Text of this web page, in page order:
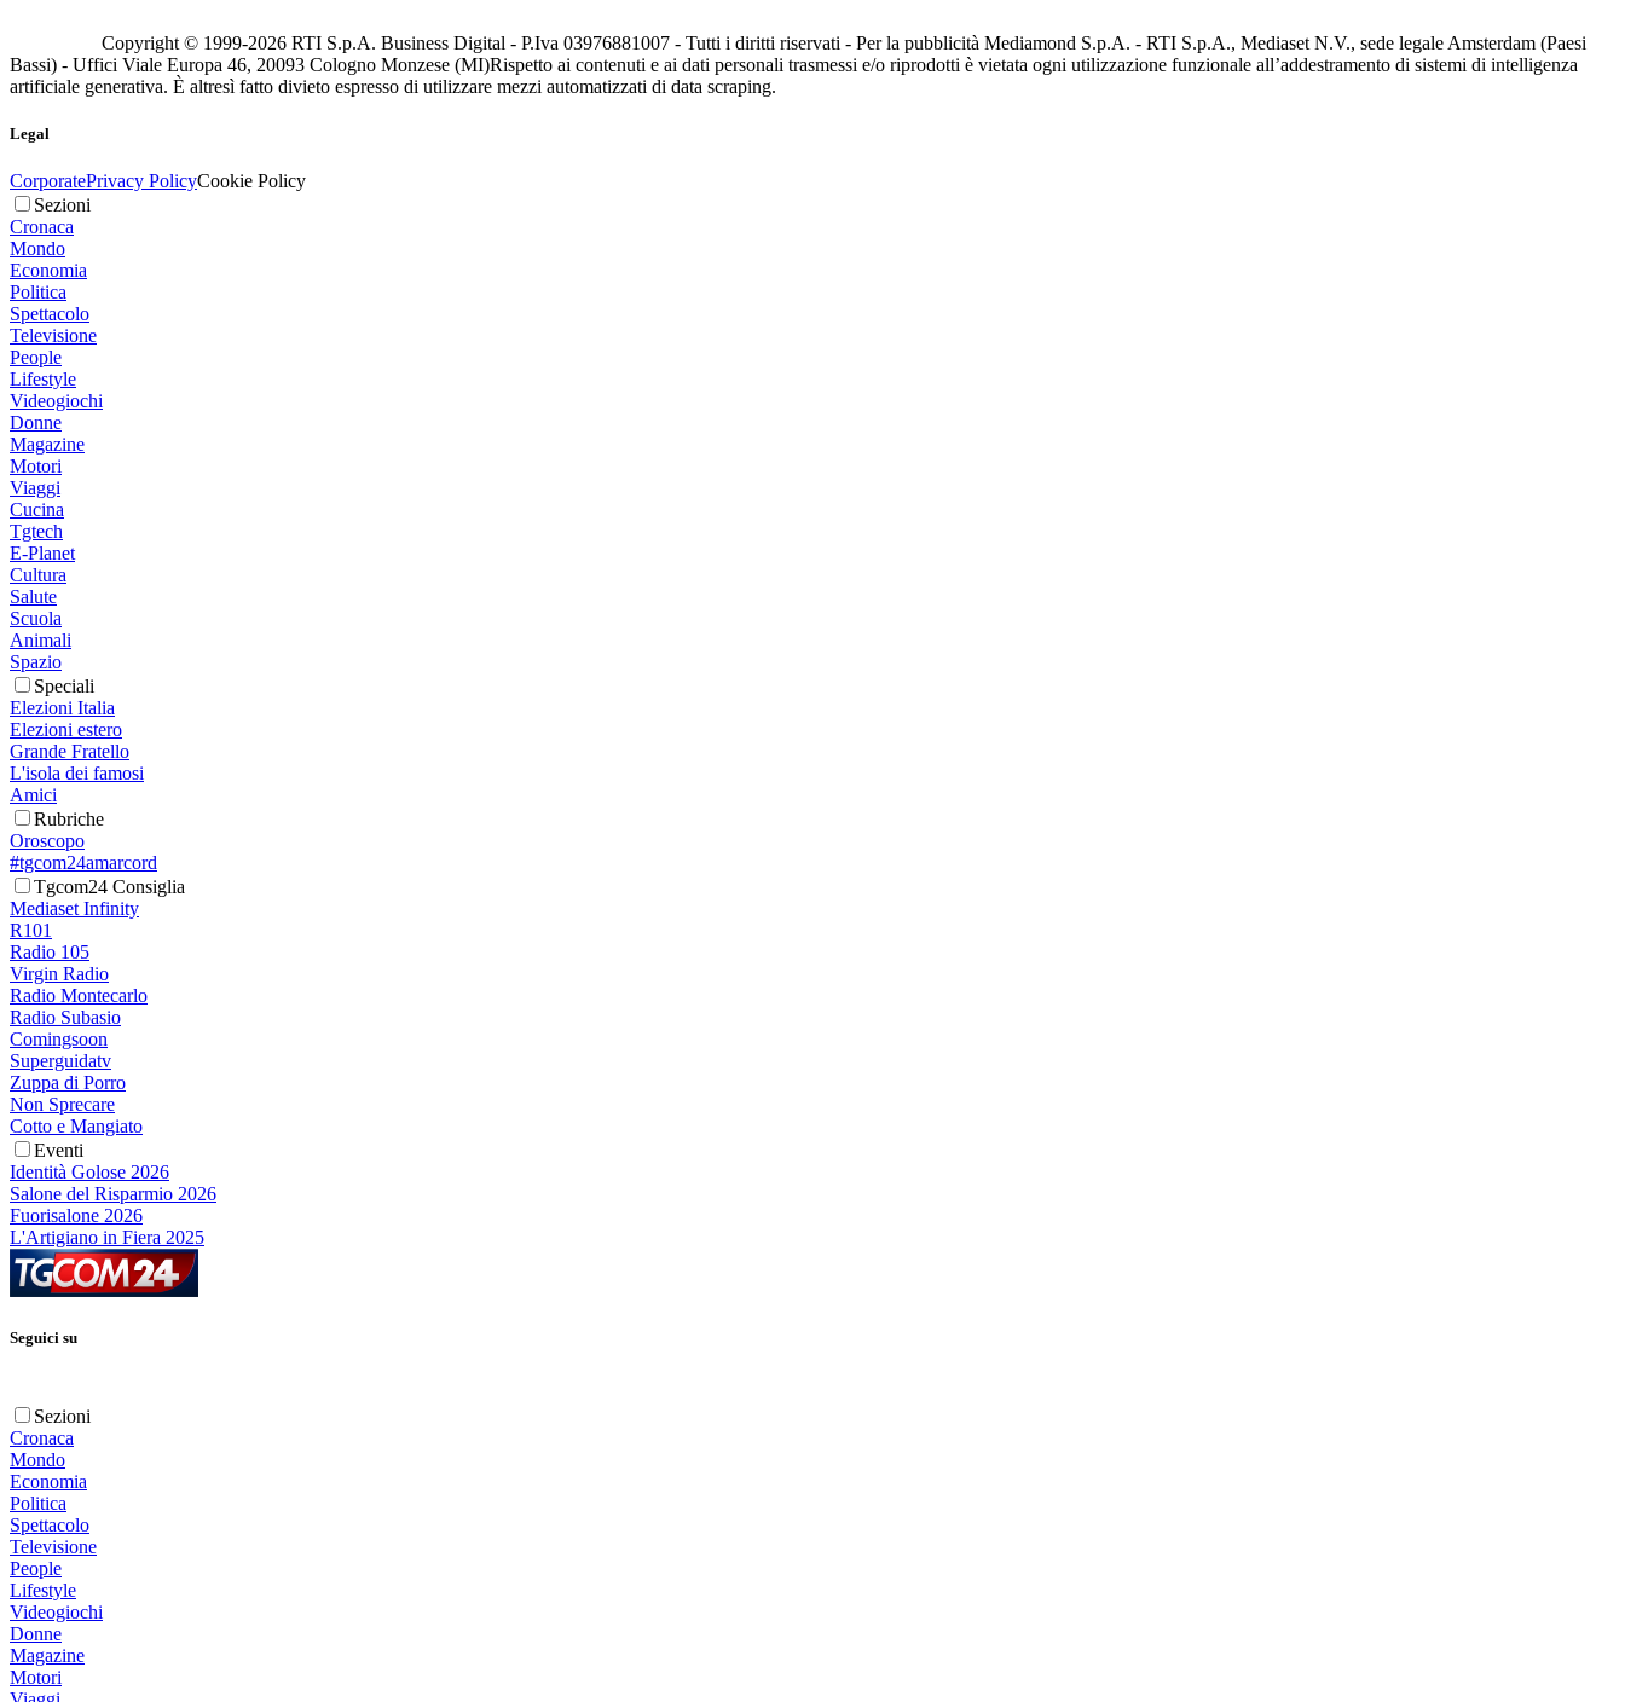
Copyright © 1999-2026 RTI S.p.A. Business Digital - P.Iva 03976881007 - Tutti i diritti riservati - Per la pubblicità Mediamond S.p.A. - RTI S.p.A., Mediaset N.V., sede legale Amsterdam (Paesi
Bassi) - Uffici Viale Europa 46, 20093 Cologno Monzese (MI)Rispetto ai contenuti e ai dati personali trasmessi e/o riprodotti è vietata ogni utilizzazione funzionale all’addestramento di sistemi di intelligenza
artificiale generativa. È altresì fatto divieto espresso di utilizzare mezzi automatizzati di data scraping.
Legal
CorporatePrivacy PolicyCookie Policy
Sezioni
Cronaca
Mondo
Economia
Politica
Spettacolo
Televisione
People
Lifestyle
Videogiochi
Donne
Magazine
Motori
Viaggi
Cucina
Tgtech
E-Planet
Cultura
Salute
Scuola
Animali
Spazio
Speciali
Elezioni Italia
Elezioni estero
Grande Fratello
L'isola dei famosi
Amici
Rubriche
Oroscopo
#tgcom24amarcord
Tgcom24 Consiglia
Mediaset Infinity
R101
Radio 105
Virgin Radio
Radio Montecarlo
Radio Subasio
Comingsoon
Superguidatv
Zuppa di Porro
Non Sprecare
Cotto e Mangiato
Eventi
Identità Golose 2026
Salone del Risparmio 2026
Fuorisalone 2026
L'Artigiano in Fiera 2025
Seguici su
Sezioni
Cronaca
Mondo
Economia
Politica
Spettacolo
Televisione
People
Lifestyle
Videogiochi
Donne
Magazine
Motori